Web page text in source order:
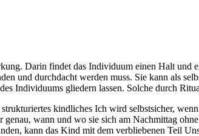
Darin findet das Individuum einen Halt und
und durchdacht werden muss. Sie kann als
Individuums gliedern lassen. Solche durch
kindliches Ich wird selbstsicher,
wann und wo sie sich am Nachmittag
kann das Kind mit dem verbliebenen Teil